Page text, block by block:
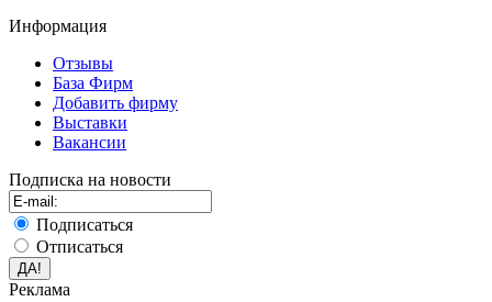
Информация
Отзывы
База Фирм
Добавить фирму
Выставки
Вакансии
Подписка на новости
Подписаться
Отписаться
Реклама